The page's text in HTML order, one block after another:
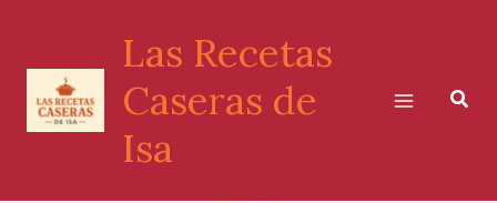
contenido
Las Recetas
Caseras de
Isa